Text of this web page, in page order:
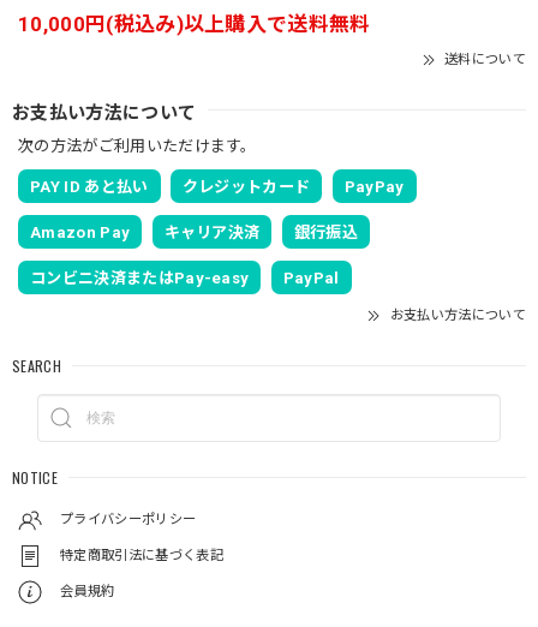
10,000円(税込み)以上購入で送料無料
送料について
お支払い方法について
次の方法がご利用いただけます。
PAY ID あと払い クレジットカード PayPay
Amazon Pay キャリア決済 銀行振込
コンビニ決済またはPay-easy PayPal
お支払い方法について
SEARCH
NOTICE
プライバシーポリシー
特定商取引法に基づく表記
会員規約